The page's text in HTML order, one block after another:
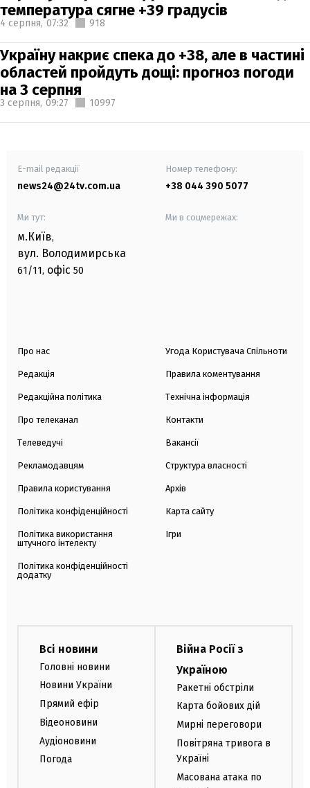
температура сягне +39 градусів
4 серпня, 07:32 918
Україну накриє спека до +38, але в частині
областей пройдуть дощі: прогноз погоди
на 3 серпня
3 серпня, 09:27 10997
E-mail редакції
news24@24tv.com.ua
Номер телефону:
+38 044 390 5077
Ми тут:
м.Київ,
вул. Володимирська
61/11, офіс 50
Ми в соцмережах:
Про нас
Редакція
Редакційна політика
Про телеканал
Телеведучі
Рекламодавцям
Правила користування
Політика конфіденційності
Політика використання
штучного інтелекту
Політика конфіденційності
додатку
Угода Користувача Спільноти
Правила коментування
Технічна інформація
Контакти
Вакансії
Структура власності
Архів
Карта сайту
Ігри
Всі новини
Головні новини
Новини України
Прямий ефір
Відеоновини
Аудіоновини
Погода
Війна Росії з
Україною
Ракетні обстріли
Карта бойових дій
Мирні переговори
Повітряна тривога в
Україні
Масована атака по